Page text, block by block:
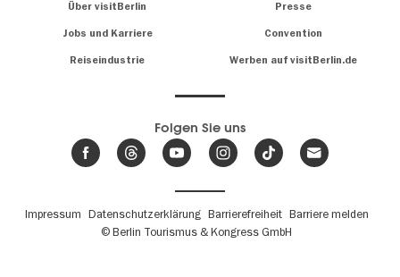
Über visitBerlin Presse
Jobs und Karriere Convention
Reiseindustrie Werben auf visitBerlin.de
sind
für Sie da.
Tickets
Wir haben den
Insidertipps
Trends
Folgen Sie uns
Fußbereichsmenü
Impressum Datenschutzerklärung Barrierefreiheit Barriere melden
© Berlin Tourismus & Kongress GmbH